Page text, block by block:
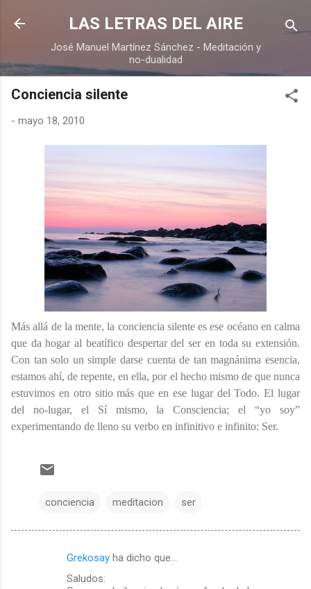
Ir al contenido principal
LAS LETRAS DEL AIRE
José Manuel Martínez Sánchez - Meditación y
no-dualidad
Conciencia silente
- mayo 18, 2010
Más allá de la mente, la conciencia silente es ese océano en calma
que da hogar al beatífico despertar del ser en toda su extensión.
Con tan solo un simple darse cuenta de tan magnánima esencia,
estamos ahí, de repente, en ella, por el hecho mismo de que nunca
estuvimos en otro sitio más que en ese lugar del Todo. El lugar
del no-lugar, el Sí mismo, la Consciencia; el “yo soy”
experimentando de lleno su verbo en infinitivo e infinito: Ser.
conciencia meditacion ser
Grekosay ha dicho que…
Saludos: